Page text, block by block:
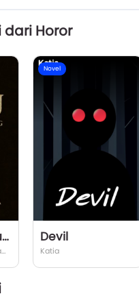
dari Horor
Erau: Festival untuk yang Hidup dan Mati"
Muhammad Agra Pratama Putra
Novel
Devil
Katia